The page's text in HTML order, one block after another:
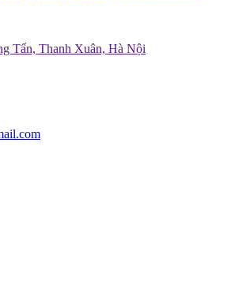
Tấn, Thanh Xuân, Hà Nội